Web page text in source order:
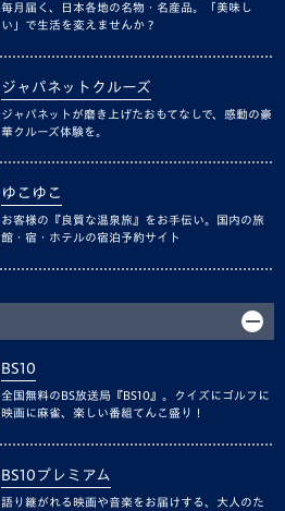
毎月届く、日本各地の名物・名産品。「美味し
い」で生活を変えませんか？
ジャパネットクルーズ
ジャパネットが磨き上げたおもてなしで、感動の豪
華クルーズ体験を。
ゆこゆこ
お客様の『良質な温泉旅』をお手伝い。国内の旅
館・宿・ホテルの宿泊予約サイト
BS10
全国無料のBS放送局『BS10』。クイズにゴルフに
映画に麻雀、楽しい番組てんこ盛り！
BS10プレミアム
語り継がれる映画や音楽をお届けする、大人のた